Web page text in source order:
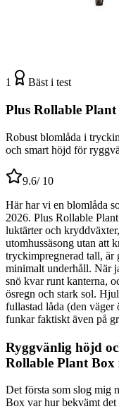
1 Bäst i test
Plus Rollable
Robust blomlåda i
och smart höjd för
9.6/ 10
Här har vi en blomlåda
2026. Plus Rollable
luktärter och
utomhussäsong utan att
tryckimpregnerad tall, är
minimalt underhåll. När
snö kvar runt kanterna,
ösregn och stark sol.
fullastad låda (den
funkar faktiskt även på
Ryggvänlig höjd
Rollable Plant
Det första som slog mig
Box var hur bekvämt det